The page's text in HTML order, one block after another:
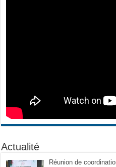
Actualité
Réunion de